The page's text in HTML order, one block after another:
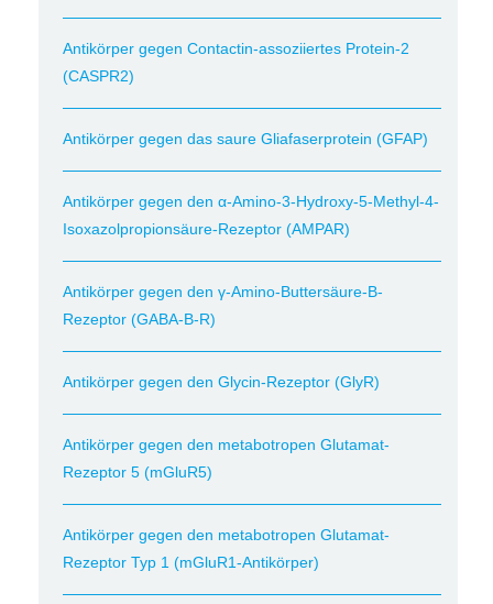
Antikörper gegen Contactin-assoziiertes Protein-2
(CASPR2)
Antikörper gegen das saure Gliafaserprotein (GFAP)
Antikörper gegen den α-Amino-3-Hydroxy-5-Methyl-4-
Isoxazolpropionsäure-Rezeptor (AMPAR)
Antikörper gegen den γ-Amino-Buttersäure-B-
Rezeptor (GABA-B-R)
Antikörper gegen den Glycin-Rezeptor (GlyR)
Antikörper gegen den metabotropen Glutamat-
Rezeptor 5 (mGluR5)
Antikörper gegen den metabotropen Glutamat-
Rezeptor Typ 1 (mGluR1-Antikörper)